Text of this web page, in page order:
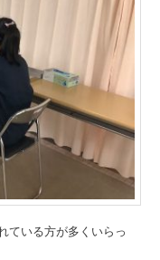
ている方が多くいらっ